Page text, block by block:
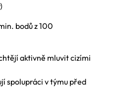
bodů z 100
aktivně mluvit cizími
spolupráci v týmu před